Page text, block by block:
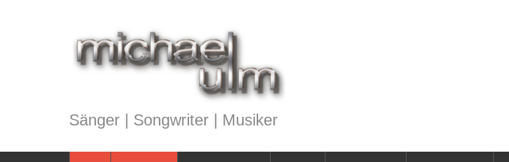
Sänger | Songwriter | Musiker